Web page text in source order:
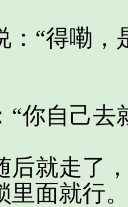
“得嘞，
自己去
就走了，
里面就行